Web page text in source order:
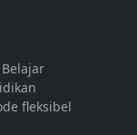
fleksibel